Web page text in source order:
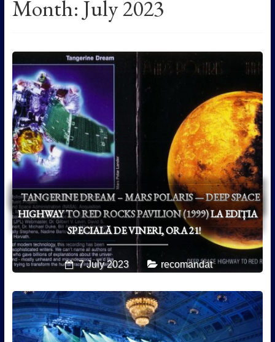
Month: July 2023
TANGERINE DREAM – MARS POLARIS — DEEP SPACE
HIGHWAY TO RED ROCKS PAVILION (1999) LA EDIȚIA
SPECIALĂ DE VINERI, ORA 21!
7 July 2023 recomandat